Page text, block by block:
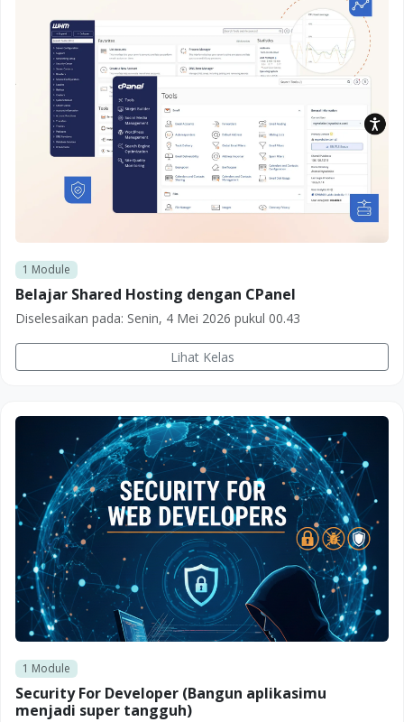
1 Module
Belajar Shared Hosting dengan CPanel
Diselesaikan pada: Senin, 4 Mei 2026 pukul 00.43
Lihat Kelas
1 Module
Security For Developer (Bangun aplikasimu
menjadi super tangguh)